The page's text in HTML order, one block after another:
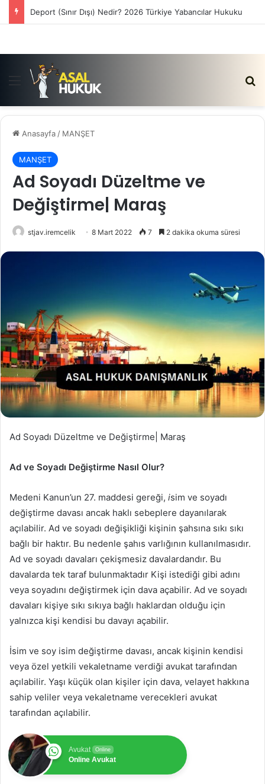
Satış Vaadi Sözleşmesi İptali Nedir?
Menü
Anasayfa / MANŞET
MANŞET
Ad Soyadı Düzeltme ve
Değiştirme| Maraş
stjav.iremcelik 8 Mart 2022 7 2 dakika okuma süresi
Ad Soyadı Düzeltme ve Değiştirme| Maraş
Ad ve Soyadı Değiştirme Nasıl Olur?
Medeni Kanun’un 27. maddesi gereği, isim ve soyadı
değiştirme davası ancak haklı sebeplere dayanılarak
açılabilir. Ad ve soyadı değişikliği kişinin şahsına sıkı sıkı
bağlı bir haktır. Bu nedenle şahıs varlığının kullanılmasıdır.
Ad ve soyadı davaları çekişmesiz davalardandır. Bu
davalarda tek taraf bulunmaktadır Kişi istediği gibi adını
veya soyadını değiştirmek için dava açabilir. Ad ve soyadı
davaları kişiye sıkı sıkıya bağlı haklardan olduğu için
yalnızca kişi kendisi bu davayı açabilir.
İsim ve soy isim değiştirme davası, ancak kişinin kendisi
veya özel yetkili vekaletname verdiği avukat tarafından
açılabilir. Yaşı küçük olan kişiler için dava, velayet hakkına
sahip veliler veya vekaletname verecekleri avukat
tarafından açılabilir.
Avukat Online
Online Avukat